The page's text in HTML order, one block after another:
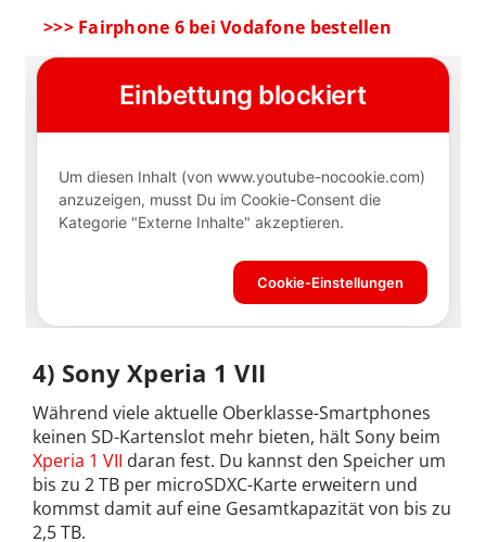
>>> Fairphone 6 bei Vodafone bestellen
4) Sony Xperia 1 VII
Während viele aktuelle Oberklasse-Smartphones
keinen SD-Kartenslot mehr bieten, hält Sony beim
Xperia 1 VII daran fest. Du kannst den Speicher um
bis zu 2 TB per microSDXC-Karte erweitern und
kommst damit auf eine Gesamtkapazität von bis zu
2,5 TB.